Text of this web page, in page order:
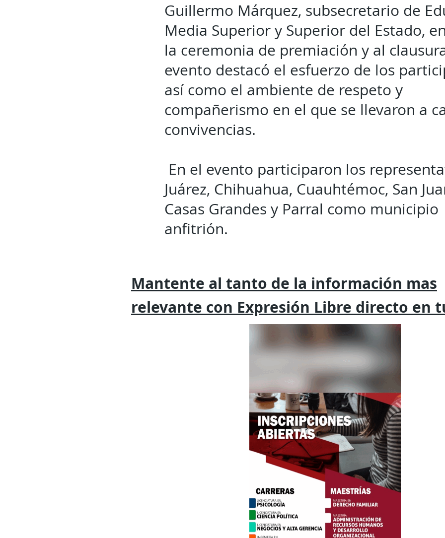
Guillermo Márquez, subsecretario de
Media Superior y Superior del Estado,
la ceremonia de premiación y al
evento destacó el esfuerzo de los
así como el ambiente de respeto y
compañerismo en el que se llevaron a
convivencias.
En el evento participaron los
Juárez, Chihuahua, Cuauhtémoc, San
Casas Grandes y Parral como municipio
anfitrión.
Mantente al tanto de la información mas
relevante con Expresión Libre directo en